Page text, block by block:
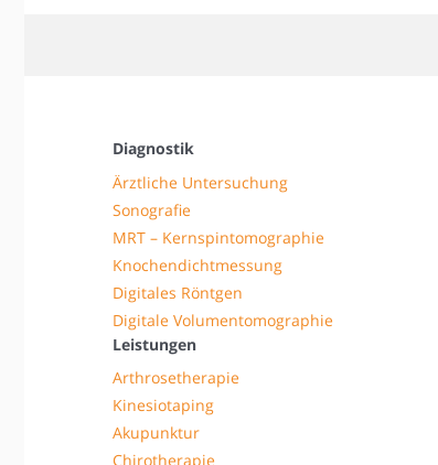
Diagnostik
Ärztliche Untersuchung
Sonografie
MRT – Kernspintomographie
Knochendichtmessung
Digitales Röntgen
Digitale Volumentomographie
Leistungen
Arthrosetherapie
Kinesiotaping
Akupunktur
Chirotherapie